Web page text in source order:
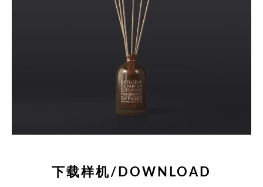
下载样机/DOWNLOAD